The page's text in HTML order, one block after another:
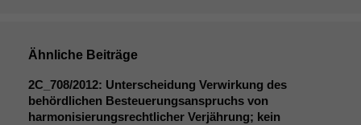
Ähnliche Beiträge
2C_708/2012: Unterscheidung Verwirkung des
behördlichen Besteuerungsanspruchs von
harmonisierungsrechtlicher Verjährung; kein